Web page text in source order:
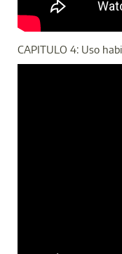
CAPITULO 4: Uso